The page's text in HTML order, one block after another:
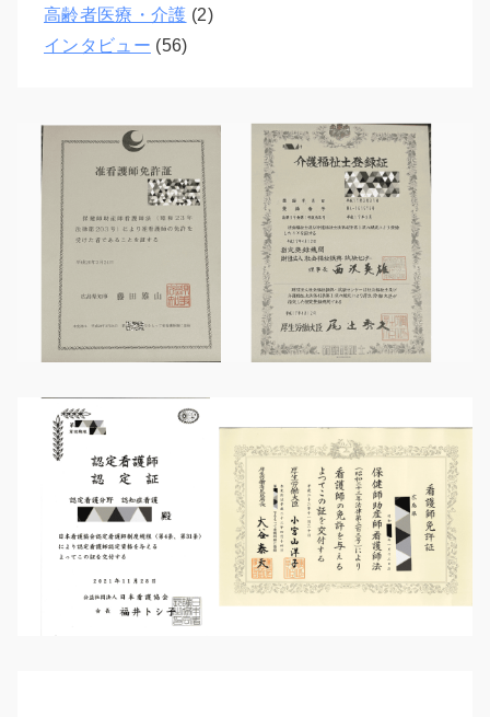
高齢者医療・介護 (2)
インタビュー (56)